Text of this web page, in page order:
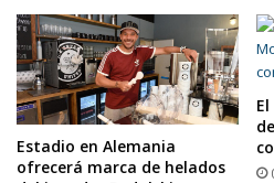
Estadio en Alemania
ofrecerá marca de helados